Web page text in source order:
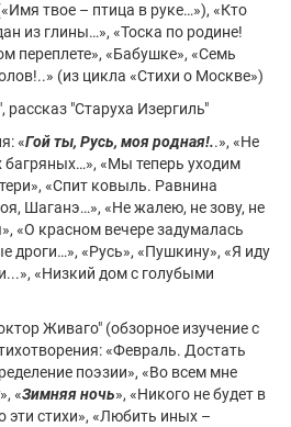
твое – птица в руке…»), «Кто
из глины…», «Тоска по родине!
переплете», «Бабушке», «Семь
(из цикла «Стихи о Москве»)
рассказ "Старуха Изергиль"
«Гой ты, Русь, моя родная!..», «Не
багряных…», «Мы теперь уходим
«Спит ковыль. Равнина
Шаганэ…», «Не жалею, не зову, не
«О красном вечере задумалась
дроги…», «Русь», «Пушкину», «Я иду
«Низкий дом с голубыми
Живаго" (обзорное изучение с
«Февраль. Достать
поэзии», «Во всем мне
», «Зимняя ночь», «Никого не будет в
эти стихи», «Любить иных –